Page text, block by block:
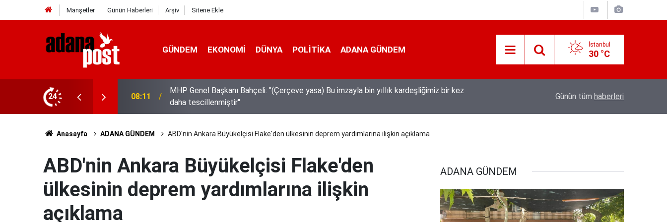
Manşetler Günün Haberleri Arşiv Sitene Ekle
GÜNDEM EKONOMI DÜNYA POLİTİKA ADANA GÜNDEM İstanbul
30 °C
24
bin yıllık kardeşliğimiz bir kez
08:04 Tarsus'ta üzüm üreticileri fiyat farkına tepki gösterdi Jandarmadan yaylacılara dolandırıcılık uyarısı
Günün tüm haberleri
Anasayfa ADANA GÜNDEM ABD'nin Ankara Büyükelçisi Flake'den ülkesinin deprem yardımlarına ilişkin açıklama
ABD'nin Ankara Büyükelçisi Flake'den
ülkesinin deprem yardımlarına ilişkin
açıklama
ADANA GÜNDEM